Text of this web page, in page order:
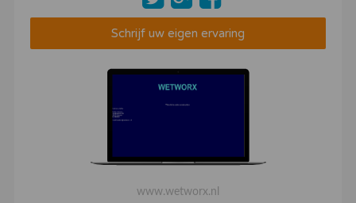
Schrijf uw eigen ervaring
www.wetworx.nl